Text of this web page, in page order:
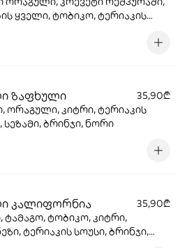
ყველი, ტობიკო, ტერიაკის
ზაფხული
35,90₾
ორაგული, კიტრი, ტერიაკის
სეზამი, ბრინჯი, ნორი
კალიფორნია
35,90₾
ტამაგო, ტობიკო, კიტრი,
ტერიაკის სოუსი, ბრინჯი,